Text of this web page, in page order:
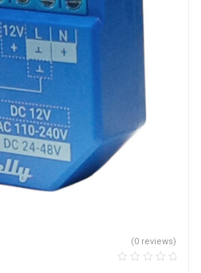
(0 reviews)